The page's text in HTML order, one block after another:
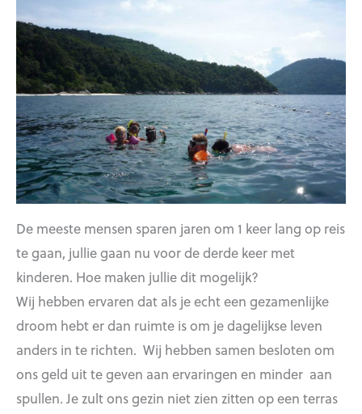
De meeste mensen sparen jaren om 1 keer lang op reis
te gaan, jullie gaan nu voor de derde keer met
kinderen. Hoe maken jullie dit mogelijk?
Wij hebben ervaren dat als je echt een gezamenlijke
droom hebt er dan ruimte is om je dagelijkse leven
anders in te richten. Wij hebben samen besloten om
ons geld uit te geven aan ervaringen en minder aan
spullen. Je zult ons gezin niet zien zitten op een terras